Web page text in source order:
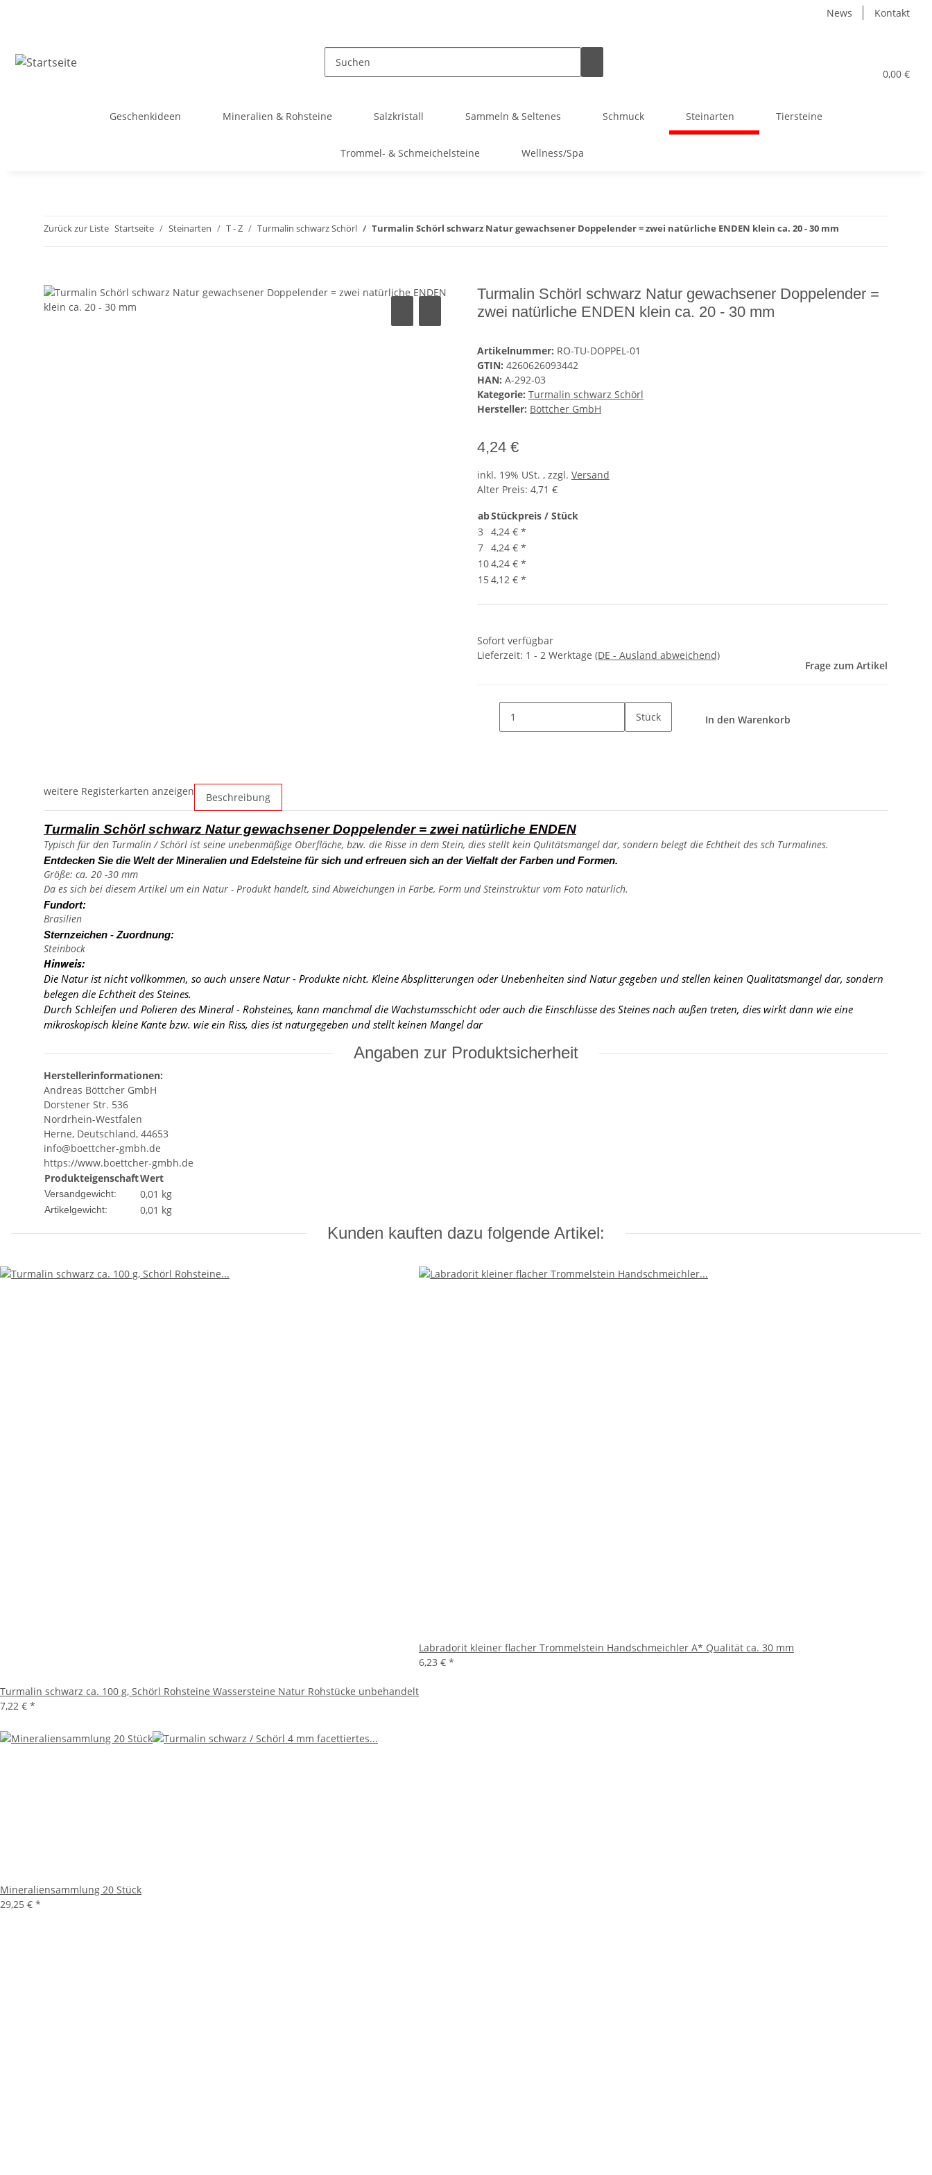
News Kontakt
0,00 €
Geschenkideen Mineralien & Rohsteine Salzkristall Sammeln & Seltenes Schmuck Steinarten Tiersteine
Trommel- & Schmeichelsteine Wellness/Spa
Zurück zur Liste Startseite Steinarten T - Z Turmalin schwarz Schörl Turmalin Schörl schwarz Natur gewachsener Doppelender = zwei natürliche ENDEN klein ca. 20 - 30 mm
Turmalin Schörl schwarz Natur gewachsener Doppelender =
zwei natürliche ENDEN klein ca. 20 - 30 mm
Artikelnummer: RO-TU-DOPPEL-01
GTIN: 4260626093442
HAN: A-292-03
Kategorie: Turmalin schwarz Schörl
Hersteller: Böttcher GmbH
4,24 €
inkl. 19% USt. , zzgl. Versand
Alter Preis: 4,71 €
abStückpreis / Stück
3
4,24 € *
7 4,24 € *
104,24 € *
15 4,12 € *
Sofort verfügbar
Lieferzeit: 1 - 2 Werktage (DE - Ausland abweichend)
Frage zum Artikel
Stück In den Warenkorb
weitere Registerkarten anzeigen Beschreibung
Turmalin Schörl schwarz Natur gewachsener Doppelender = zwei natürliche ENDEN
Typisch für den Turmalin / Schörl ist seine unebenmäßige Oberfläche, bzw. die Risse in dem Stein, dies stellt kein Qulitätsmangel dar, sondern belegt die Echtheit des sch Turmalines.
Entdecken Sie die Welt der Mineralien und Edelsteine für sich und erfreuen sich an der Vielfalt der Farben und Formen.
Größe: ca. 20 -30 mm
Da es sich bei diesem Artikel um ein Natur - Produkt handelt, sind Abweichungen in Farbe, Form und Steinstruktur vom Foto natürlich.
Fundort:
Brasilien
Sternzeichen - Zuordnung:
Steinbock
Hinweis:
Die Natur ist nicht vollkommen, so auch unsere Natur - Produkte nicht. Kleine Absplitterungen oder Unebenheiten sind Natur gegeben und stellen keinen Qualitätsmangel dar, sondern
belegen die Echtheit des Steines.
Durch Schleifen und Polieren des Mineral - Rohsteines, kann manchmal die Wachstumsschicht oder auch die Einschlüsse des Steines nach außen treten, dies wirkt dann wie eine
mikroskopisch kleine Kante bzw. wie ein Riss, dies ist naturgegeben und stellt keinen Mangel dar
Angaben zur Produktsicherheit
Herstellerinformationen:
Andreas Böttcher GmbH
Dorstener Str. 536
Nordrhein-Westfalen
Herne, Deutschland, 44653
info@boettcher-gmbh.de
https://www.boettcher-gmbh.de
ProdukteigenschaftWert
Versandgewicht: 0,01 kg
Artikelgewicht: 0,01 kg
Kunden kauften dazu folgende Artikel:
Turmalin schwarz ca. 100 g, Schörl Rohsteine Wassersteine Natur Rohstücke unbehandelt
7,22 € *
Labradorit kleiner flacher Trommelstein Handschmeichler A* Qualität ca. 30 mm
6,23 € *
Mineraliensammlung 20 Stück
29,25 € *